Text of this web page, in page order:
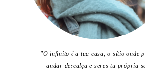
"O infinito é a tua casa, o sítio onde
andar descalça e seres tu própria